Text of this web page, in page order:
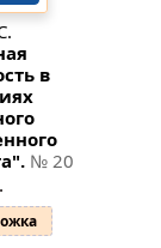
в
№ 20